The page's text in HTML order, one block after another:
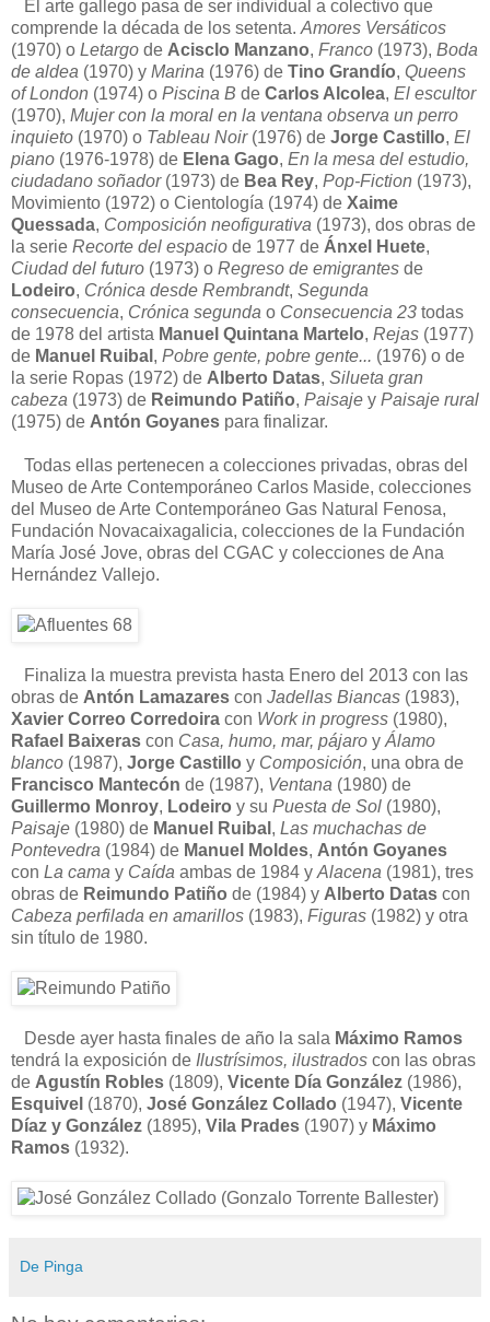
El arte gallego pasa de ser individual a colectivo que
comprende la década de los setenta. Amores Versáticos
(1970) o Letargo de Acisclo Manzano, Franco (1973), Boda
de aldea (1970) y Marina (1976) de Tino Grandío, Queens
of London (1974) o Piscina B de Carlos Alcolea, El escultor
(1970), Mujer con la moral en la ventana observa un perro
inquieto (1970) o Tableau Noir(1976) de Jorge Castillo, El
piano (1976-1978) de Elena Gago, En la mesa del estudio,
ciudadano soñador(1973) de Bea Rey, Pop-Fiction (1973),
Movimiento (1972) o Cientología (1974) de Xaime
Quessada, Composición neofigurativa (1973), dos obras de
la serie Recorte del espacio de 1977 de Ánxel Huete,
Ciudad del futuro (1973) o Regreso de emigrantes de
Lodeiro, Crónica desde Rembrandt, Segunda
consecuencia, Crónica segunda o Consecuencia 23 todas
de 1978 del artista Manuel Quintana Martelo, Rejas (1977)
de Manuel Ruibal , Pobre gente, pobre gente... (1976) o de
la serie Ropas (1972) de Alberto Datas, Silueta gran
cabeza (1973) de Reimundo Patiño, Paisaje y Paisaje rural
(1975) de Antón Goyanes para finalizar.
Todas ellas pertenecen a colecciones privadas, obras del
Museo de Arte Contemporáneo Carlos Maside, colecciones
del Museo de Arte Contemporáneo Gas Natural Fenosa,
Fundación Novacaixagalicia, colecciones de la Fundación
María José Jove, obras del CGAC y colecciones de Ana
Hernández Vallejo.
Finaliza la muestra prevista hasta Enero del 2013 con las
obras de Antón Lamazares con Jadellas Biancas (1983),
Xavier Correo Corredoira con Work in progress (1980),
Rafael Baixeras con Casa, humo, mar, pájaro y Álamo
blanco (1987), Jorge Castillo y Composición, una obra de
Francisco Mantecón de (1987), Ventana (1980) de
Guillermo Monroy, Lodeiro y su Puesta de Sol (1980),
Paisaje (1980) de Manuel Ruibal , Las muchachas de
Pontevedra (1984) de Manuel Moldes, Antón Goyanes
con La cama y Caída ambas de 1984 y Alacena (1981), tres
obras de Reimundo Patiño de (1984) y Alberto Datas con
Cabeza perfilada en amarillos (1983), Figuras (1982) y otra
sin título de 1980.
Desde ayer hasta finales de año la sala Máximo Ramos
tendrá la exposición de Ilustrísimos, ilustrados con las obras
de Agustín Robles (1809), Vicente Día González (1986),
Esquivel (1870), José González Collado (1947), Vicente
Díaz y González (1895), Vila Prades (1907) y Máximo
Ramos (1932).
De Pinga